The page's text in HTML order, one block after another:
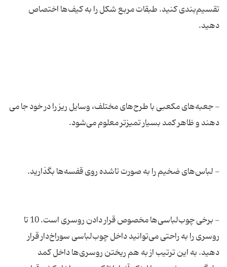
تقسیم‌بندی کنید. طبقات مربع شکل را به کیف‌ها اختصاص
- جعبه‌های مکعبی با طرح‌های مختلف، وسایل ریز را در خود جا می
- برخی چوب‌لباسی‌ها مخصوص قرار دادن روسری است. 10 تا
روسری را به راحتی می‌توانید داخل چوب‌لباسی سوراخ‌دار قرار
دهید. به این ترتیب از به هم ریختن روسری‌ها داخل کمد